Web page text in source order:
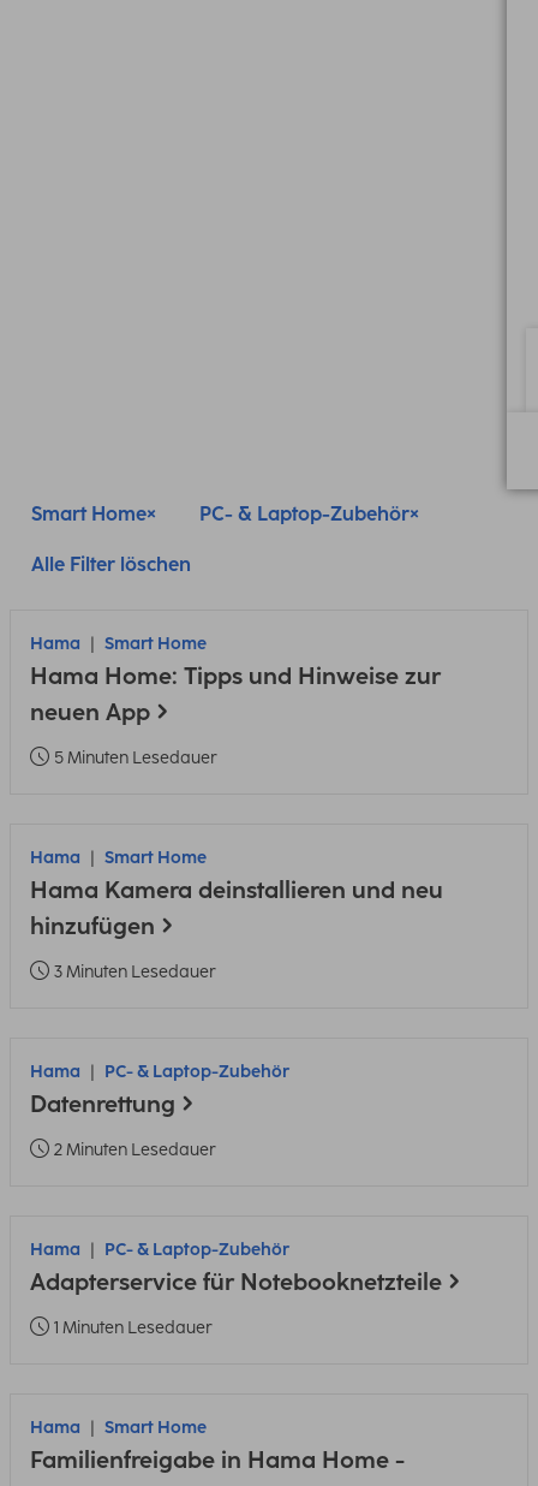
Smart Home PC- & Laptop-Zubehör
Alle Filter löschen
Hama Smart Home
Hama Home: Tipps und Hinweise zur
neuen App
5 Minuten Lesedauer
Hama Smart Home
Hama Kamera deinstallieren und neu
hinzufügen
3 Minuten Lesedauer
Hama PC- & Laptop-Zubehör
Datenrettung
2 Minuten Lesedauer
Hama PC- & Laptop-Zubehör
Adapterservice für Notebooknetzteile
1 Minuten Lesedauer
Hama Smart Home
Familienfreigabe in Hama Home -